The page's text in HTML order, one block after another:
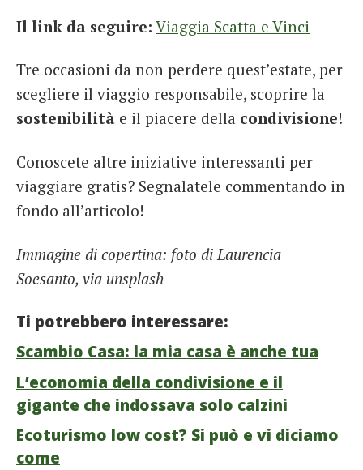
Il link da seguire: Viaggia Scatta e Vinci
Tre occasioni da non perdere quest’estate, per
scegliere il viaggio responsabile, scoprire la
sostenibilità e il piacere della condivisione!
Conoscete altre iniziative interessanti per
viaggiare gratis? Segnalatele commentando in
fondo all’articolo!
Immagine di copertina: foto di Laurencia
Soesanto, via unsplash
Ti potrebbero interessare:
Scambio Casa: la mia casa è anche tua
L’economia della condivisione e il
gigante che indossava solo calzini
Ecoturismo low cost? Si può e vi diciamo
come